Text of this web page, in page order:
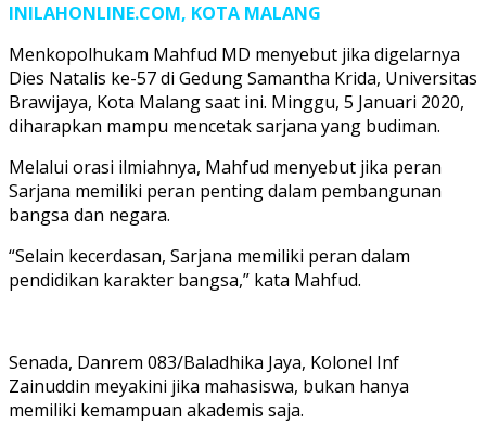
INILAHONLINE.COM, KOTA MALANG
Menkopolhukam Mahfud MD menyebut jika digelarnya
Dies Natalis ke-57 di Gedung Samantha Krida, Universitas
Brawijaya, Kota Malang saat ini. Minggu, 5 Januari 2020,
diharapkan mampu mencetak sarjana yang budiman.
Melalui orasi ilmiahnya, Mahfud menyebut jika peran
Sarjana memiliki peran penting dalam pembangunan
bangsa dan negara.
“Selain kecerdasan, Sarjana memiliki peran dalam
pendidikan karakter bangsa,” kata Mahfud.
Senada, Danrem 083/Baladhika Jaya, Kolonel Inf
Zainuddin meyakini jika mahasiswa, bukan hanya
memiliki kemampuan akademis saja.